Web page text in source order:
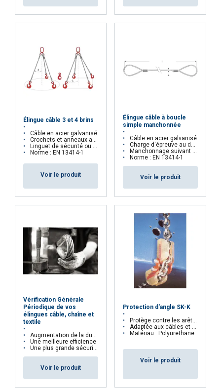
Élingue câble 3 et 4 brins
Câble en acier galvanisé
Crochets et anneaux acier allié
Linguet de sécurité ou verrouillage auto sur demande
Norme : EN 13414-1
Voir le produit
Élingue câble à boucle
simple manchonnée
Câble en acier galvanisé
Charge d'épreuve au double de la charge nominale
Manchonnage suivant la norme
Norme : EN 13414-1
Voir le produit
Vérification Générale
Périodique de vos
élingues câble, chaîne et
textile
Augmentation de la durée d’utilisation
Une meilleure efficience
Une plus grande sécurité pour les utilisateurs
Voir le produit
Protection d'angle SK-K
Protège contre les arêtes vives
Adaptée aux câbles et aux chaînes
Matériau : Polyurethane
Voir le produit
sur votre utilisation de notre site avec nos
partenaires de publicité et d'analyse qui peuvent
vous leur avez fournies ou qu'ils ont collectées
lors de votre utilisation de leurs services.
Privacy Policy
Fonctionnalité Non classifiés
ACCEPTER TOUT
AFFICHER LES DÉTAILS